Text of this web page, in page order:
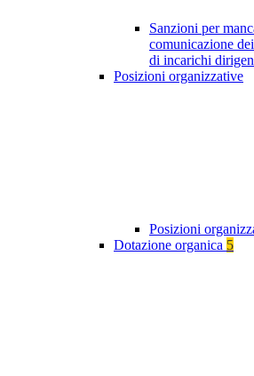
Sanzioni per
comunicazione
di incarichi
Posizioni organizzative
Posizioni
Dotazione organica 5